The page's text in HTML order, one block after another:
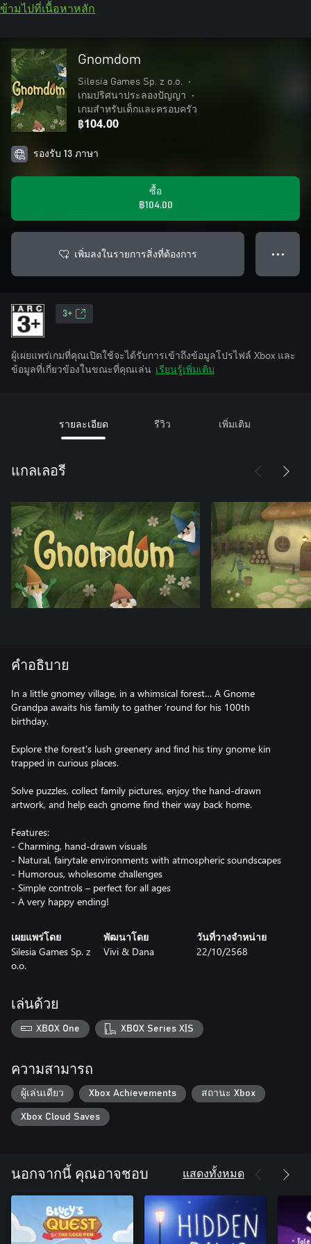
ข้ามไปที่เนื้อหาหลัก
Gnomdom
Silesia Games Sp. z o.o.
•
เกมปริศนาประลองปัญญา
•
เกมสำหรับเด็กและครอบครัว
฿104.00
รองรับ 13 ภาษา
ซื้อ
฿104.00
เพิ่มลงในรายการสิ่งที่ต้องการ ● ● ●
3+
ผู้เผยแพร่เกมที่คุณเปิดใช้จะได้รับการเข้าถึงข้อมูลโปรไฟล์ Xbox และ
ข้อมูลที่เกี่ยวข้องในขณะที่คุณเล่น เรียนรู้เพิ่มเติม
รายละเอียด รีวิว เพิ่มเติม
แกลเลอรี
คำอธิบาย
In a little gnomey village, in a whimsical forest… A Gnome
Grandpa awaits his family to gather ‘round for his 100th
birthday.
Explore the forest’s lush greenery and find his tiny gnome kin
trapped in curious places.
Solve puzzles, collect family pictures, enjoy the hand-drawn
artwork, and help each gnome find their way back home.
Features:
- Charming, hand-drawn visuals
- Natural, fairytale environments with atmospheric soundscapes
- Humorous, wholesome challenges
- Simple controls – perfect for all ages
- A very happy ending!
เผยแพร่โดย
Silesia Games Sp. z
o.o.
พัฒนาโดย
Vivi & Dana
วันที่วางจำหน่าย
22/10/2568
เล่นด้วย
XBOX One XBOX Series X|S
ความสามารถ
ผู้เล่นเดียว Xbox Achievements สถานะ Xbox
Xbox Cloud Saves
นอกจากนี้ คุณอาจชอบ แสดงทั้งหมด